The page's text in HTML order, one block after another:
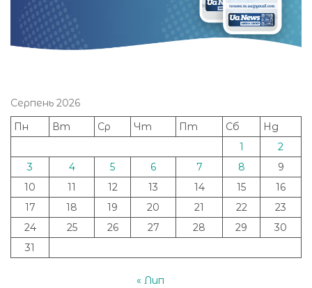
Серпень 2026
Пн
Вт Ср Чт Пт Сб
Нд
1
2
3
4 5 6 7 8
9
10
11 12 13 14 15
16
17
18 19 20 21 22
23
24
25 26 27 28 29
30
31
« Лип